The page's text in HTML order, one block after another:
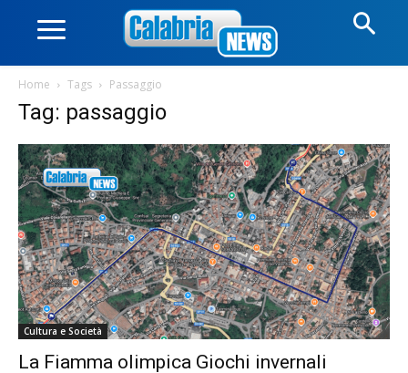
Home Tags Passaggio
Tag: passaggio
Cultura e Società
La Fiamma olimpica Giochi invernali